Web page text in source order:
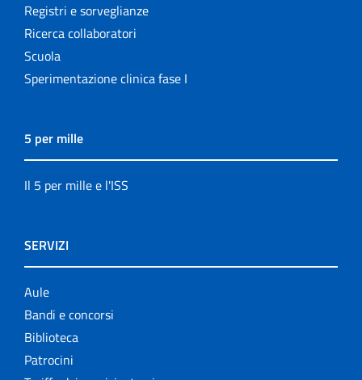
Registri e sorveglianze
Ricerca collaboratori
Scuola
Sperimentazione clinica fase I
5 per mille
Il 5 per mille e l'ISS
SERVIZI
Aule
Bandi e concorsi
Biblioteca
Patrocini